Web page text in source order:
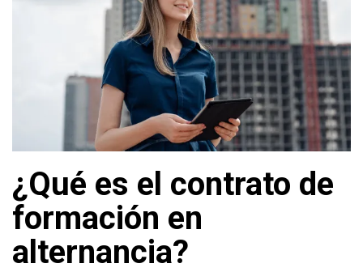
¿Qué es el contrato de
formación en
alternancia?